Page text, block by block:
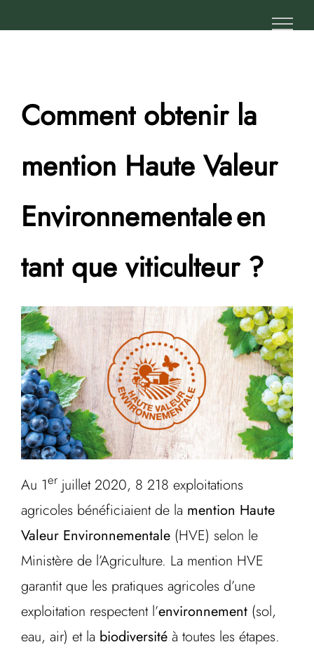
Comment obtenir la
mention Haute Valeur
Environnementale en
tant que viticulteur ?
Au 1er juillet 2020, 8 218 exploitations
agricoles bénéficiaient de la mention Haute
Valeur Environnementale (HVE) selon le
Ministère de l’Agriculture. La mention HVE
garantit que les pratiques agricoles d’une
exploitation respectent l’environnement (sol,
eau, air) et la biodiversité à toutes les étapes.